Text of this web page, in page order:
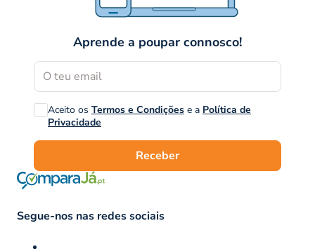
Aprende a poupar connosco!
Aceito os Termos e Condições e a Política de
Privacidade
Receber
Segue-nos nas redes sociais